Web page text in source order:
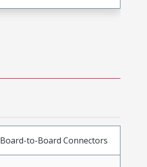
Board-to-Board Connectors